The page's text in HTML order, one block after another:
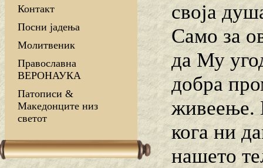
Контакт
Посни јадења
Молитвеник
Православна
ВЕРОНАУКА
Патописи &
Македонците низ
светот
своја
Само за
да Му
добра
живеење.
кога ни
нашето